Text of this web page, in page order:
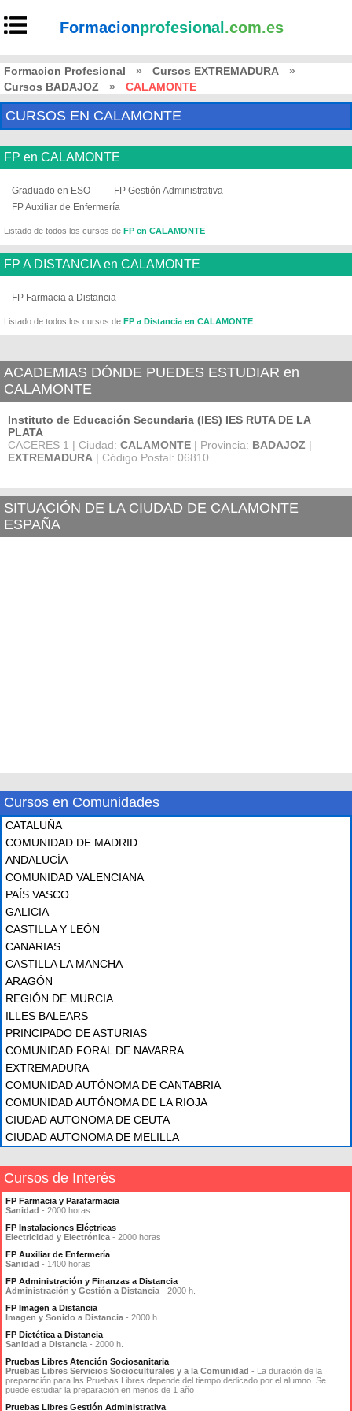
Formacionprofesional .com.es
Formacion Profesional » Cursos EXTREMADURA
»
Cursos BADAJOZ
» CALAMONTE
CURSOS EN CALAMONTE
FP en CALAMONTE
Graduado en ESO
FP Gestión Administrativa
FP Auxiliar de Enfermería
Listado de todos los cursos de FP en CALAMONTE
FP A DISTANCIA en CALAMONTE
FP Farmacia a Distancia
Listado de todos los cursos de FP a Distancia en CALAMONTE
ACADEMIAS DÓNDE PUEDES ESTUDIAR en
CALAMONTE
Instituto de Educación Secundaria (IES) IES RUTA DE LA
PLATA
CACERES 1 | Ciudad: CALAMONTE | Provincia: BADAJOZ |
EXTREMADURA | Código Postal: 06810
SITUACIÓN DE LA CIUDAD DE CALAMONTE
ESPAÑA
Cursos en Comunidades
CATALUÑA
COMUNIDAD DE MADRID
ANDALUCÍA
COMUNIDAD VALENCIANA
PAÍS VASCO
GALICIA
CASTILLA Y LEÓN
CANARIAS
CASTILLA LA MANCHA
ARAGÓN
REGIÓN DE MURCIA
ILLES BALEARS
PRINCIPADO DE ASTURIAS
COMUNIDAD FORAL DE NAVARRA
EXTREMADURA
COMUNIDAD AUTÓNOMA DE CANTABRIA
COMUNIDAD AUTÓNOMA DE LA RIOJA
CIUDAD AUTONOMA DE CEUTA
CIUDAD AUTONOMA DE MELILLA
Cursos de Interés
FP Farmacia y Parafarmacia
Sanidad - 2000 horas
FP Instalaciones Eléctricas
Electricidad y Electrónica - 2000 horas
FP Auxiliar de Enfermería
Sanidad - 1400 horas
FP Administración y Finanzas a Distancia
Administración y Gestión a Distancia - 2000 h.
FP Imagen a Distancia
Imagen y Sonido a Distancia - 2000 h.
FP Dietética a Distancia
Sanidad a Distancia - 2000 h.
Pruebas Libres Atención Sociosanitaria
Pruebas Libres Servicios Socioculturales y a la Comunidad - La duración de la
preparación para las Pruebas Libres depende del tiempo dedicado por el alumno. Se
puede estudiar la preparación en menos de 1 año
Pruebas Libres Gestión Administrativa